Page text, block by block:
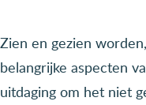
Zien en gezien
belangrijke aspecten
uitdaging om het niet